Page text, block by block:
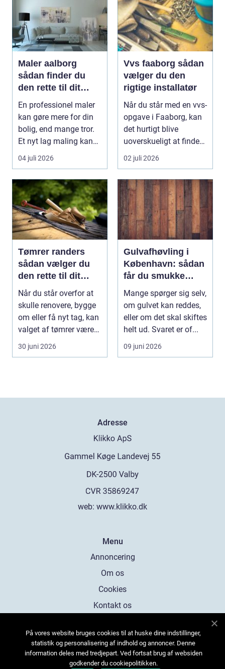
Maler aalborg
sådan finder du
den rette til dit
malerprojekt
En professionel maler
kan gøre mere for din
bolig, end mange tror.
Et nyt lag maling kan
lysne mørke...
04 juli 2026
Vvs faaborg sådan
vælger du den
rigtige installatør
Når du står med en vvs-
opgave i Faaborg, kan
det hurtigt blive
uoverskueligt at finde
ud af, hvem du...
02 juli 2026
Tømrer randers
sådan vælger du
den rette til dit
byggeprojekt
Når du står overfor at
skulle renovere, bygge
om eller få nyt tag, kan
valget af tømrer være
afgøren...
30 juni 2026
Gulvafhøvling i
København: sådan
får du smukke
trægulve igen
Mange spørger sig selv,
om gulvet kan reddes,
eller om det skal skiftes
helt ud. Svaret er of...
09 juni 2026
Adresse
web: www.klikko.dk
Menu
Annoncering
Om os
Cookies
Kontakt os
På vores website bruges cookies til at huske dine indstillinger,
statistik og personalisering af indhold og annoncer. Denne
information deles med tredjepart. Ved fortsat brug af websiden
godkender du cookiepolitikken.